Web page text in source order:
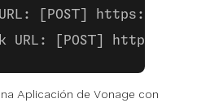
[POST] https://
URL: [POST] https://
Aplicación de Vonage con